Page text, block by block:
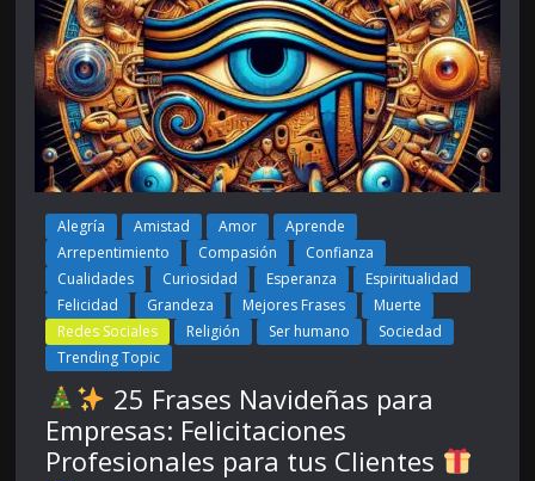
Alegría Amistad Amor
Aprende
Arrepentimiento
Compasión
Confianza
Cualidades
Curiosidad Esperanza
Espiritualidad
Felicidad
Grandeza Mejores Frases
Muerte
Redes Sociales
Religión Ser humano
Sociedad
Trending Topic
25 Frases Navideñas para
Empresas: Felicitaciones
Profesionales para tus Clientes